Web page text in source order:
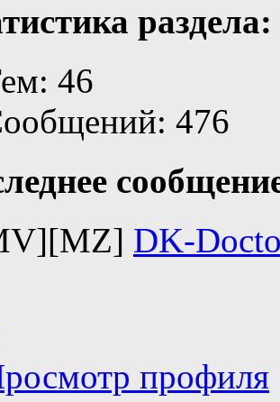
раздела:
46
476
DK-
профиля